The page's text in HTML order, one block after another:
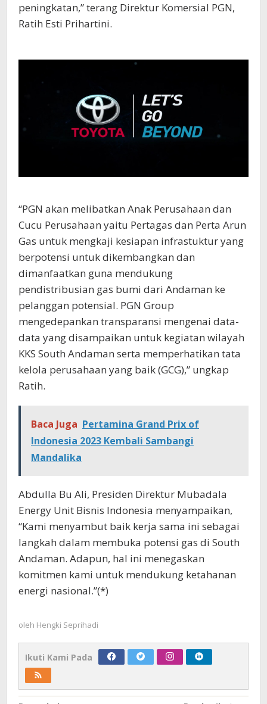
peningkatan,” terang Direktur Komersial PGN,
Ratih Esti Prihartini.
“PGN akan melibatkan Anak Perusahaan dan
Cucu Perusahaan yaitu Pertagas dan Perta Arun
Gas untuk mengkaji kesiapan infrastuktur yang
berpotensi untuk dikembangkan dan
dimanfaatkan guna mendukung
pendistribusian gas bumi dari Andaman ke
pelanggan potensial. PGN Group
mengedepankan transparansi mengenai data-
data yang disampaikan untuk kegiatan wilayah
KKS South Andaman serta memperhatikan tata
kelola perusahaan yang baik (GCG),” ungkap
Ratih.
Baca Juga Pertamina Grand Prix of
Indonesia 2023 Kembali Sambangi
Mandalika
Abdulla Bu Ali, Presiden Direktur Mubadala
Energy Unit Bisnis Indonesia menyampaikan,
“Kami menyambut baik kerja sama ini sebagai
langkah dalam membuka potensi gas di South
Andaman. Adapun, hal ini menegaskan
komitmen kami untuk mendukung ketahanan
energi nasional.”(*)
oleh Hengki Seprihadi
Ikuti Kami Pada